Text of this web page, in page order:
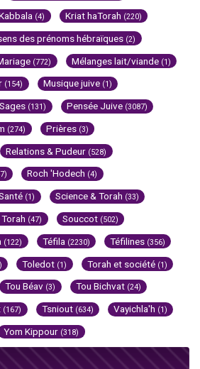
(4) Kriat haTorah (220)
des prénoms hébraïques (2)
(772) Mélanges lait/viande (1)
(154) Musique juive (1)
(131) Pensée Juive (3087)
(274) Prières (3)
Relations & Pudeur (528)
Roch 'Hodech (4)
(1) Science & Torah (33)
(47) Souccot (502)
(122) Téfila (2230) Téfilines (356)
Toledot (1) Torah et société (1)
Tou Béav (3) Tou Bichvat (24)
(167) Tsniout (634) Vayichla'h (1)
Yom Kippour (318)